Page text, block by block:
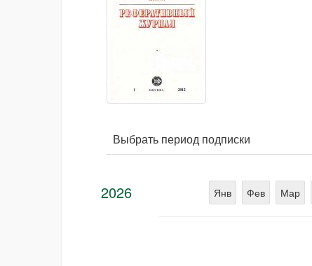
Выбрать период подписки
2026 Янв Фев Мар